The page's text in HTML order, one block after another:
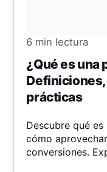
6 min lectura
¿Qué es una
prácticas
Descubre qué
cómo
conversiones.